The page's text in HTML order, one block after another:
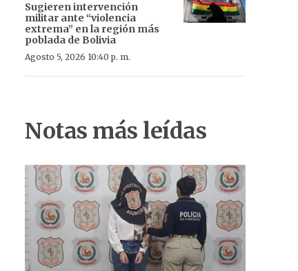
Sugieren intervención
militar ante “violencia
extrema” en la región más
poblada de Bolivia
Agosto 5, 2026 10:40 p. m.
Notas más leídas